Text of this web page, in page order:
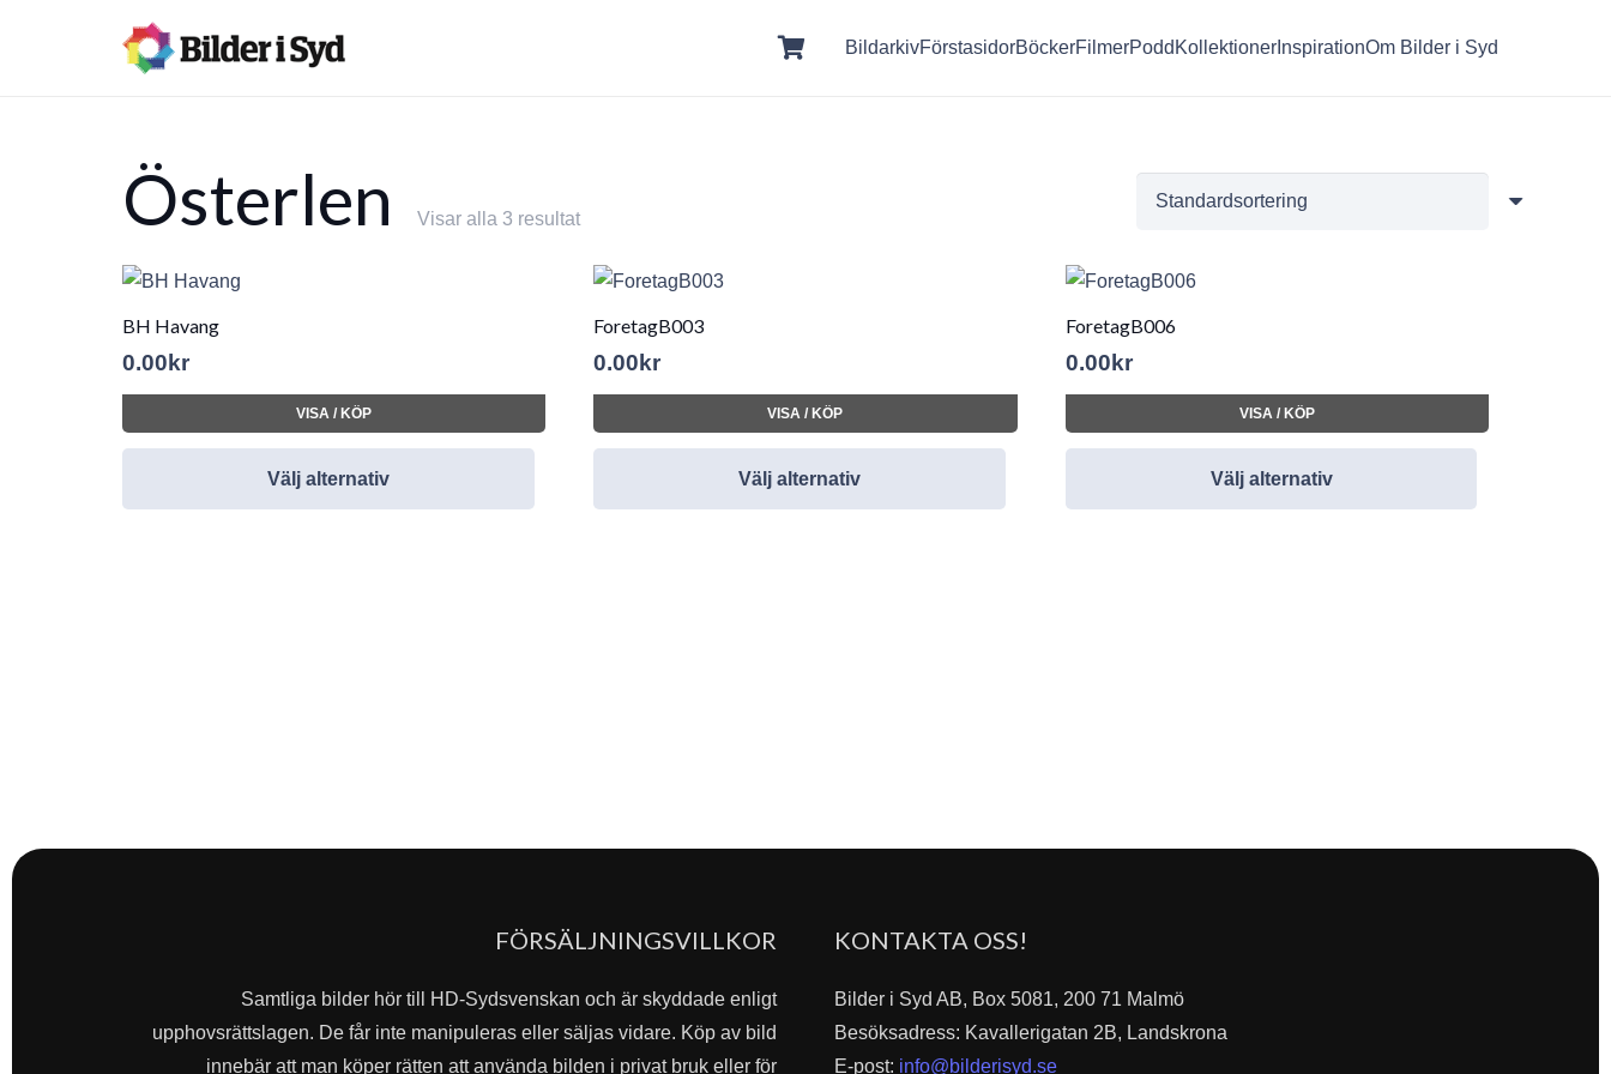
BildarkivFörstasidorBöckerFilmerPodd Kollektioner InspirationOm Bilder i Syd
Österlen Visar alla 3 resultat
BH Havang
0.00 kr
VISA / KÖP
Välj alternativ
ForetagB003
0.00 kr
VISA / KÖP
Välj alternativ
ForetagB006
0.00 kr
VISA / KÖP
Välj alternativ
FÖRSÄLJNINGSVILLKOR
Samtliga bilder hör till HD-Sydsvenskan och är skyddade enligt
upphovsrättslagen. De får inte manipuleras eller säljas vidare. Köp av bild
innebär att man köper rätten att använda bilden i privat bruk eller för
KONTAKTA OSS!
Bilder i Syd AB, Box 5081, 200 71 Malmö
Besöksadress: Kavallerigatan 2B, Landskrona
E-post: info@bilderisyd.se